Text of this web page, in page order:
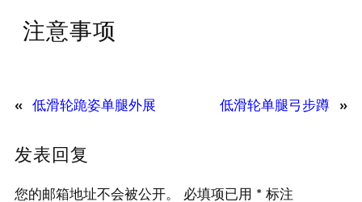
注意事项
« 低滑轮跪姿单腿外展 低滑轮单腿弓步蹲 »
发表回复
您的邮箱地址不会被公开。 必填项已用 * 标注